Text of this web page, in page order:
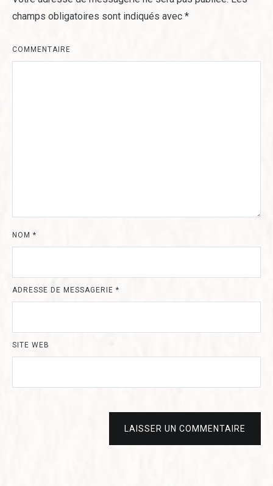
champs obligatoires sont indiqués avec *
COMMENTAIRE
NOM *
ADRESSE DE MESSAGERIE *
SITE WEB
LAISSER UN COMMENTAIRE